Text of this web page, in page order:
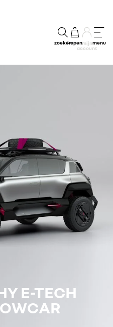
zoekenkopenmijn
account
menu
E-TECH